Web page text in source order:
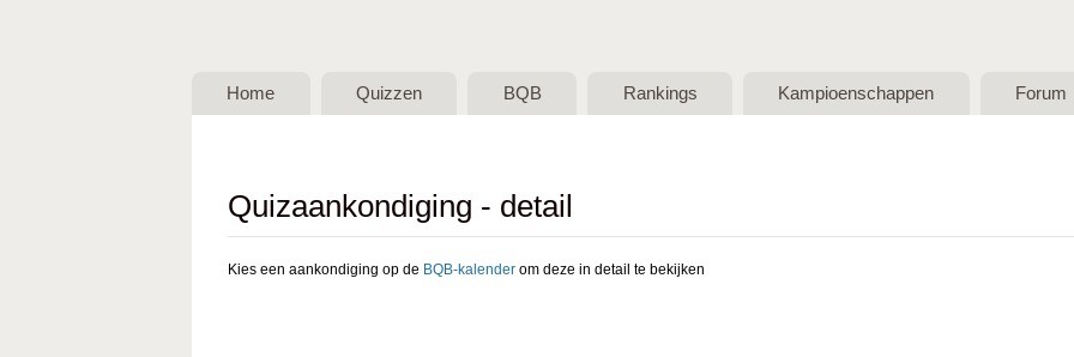
Belgische
vzw
Home Quizzen BQB Rankings Kampioenschappen Forum
Quizaankondiging - detail
Kies een aankondiging op de BQB-kalender om deze in detail te bekijken